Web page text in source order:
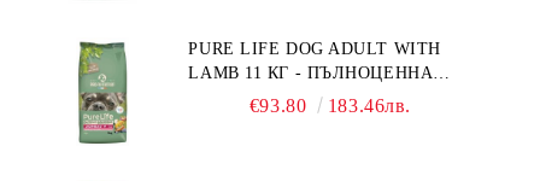
ГЛУТЕН. ПРОИЗВЕДЕНА ВЪВ
ФРАНЦИЯ.
PURE LIFE DOG ADULT WITH
LAMB 11 КГ - ПЪЛНОЦЕННА
ХРАНА ЗА ПОРАСНАЛИ КУЧЕТА С
€93.80 183.46лв.